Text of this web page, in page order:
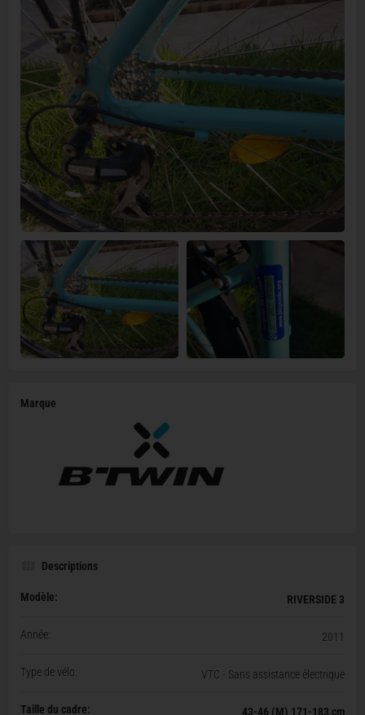
Marque
Descriptions
Modèle: RIVERSIDE 3
Année: 2011
Type de vélo: VTC - Sans assistance électrique
Taille du cadre: 43-46 (M) 171-183 cm